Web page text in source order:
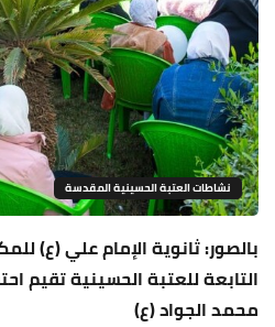
نشاطات العتبة الحسينية المقدسة
بالصور: ثانوية الإمام علي (ع)
التابعة للعتبة الحسينية تقيم
محمد الجواد (ع)